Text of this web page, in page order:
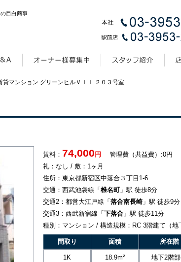
目白商事
貸マンション グリーンヒルＶＩＩ ２０３号室
賃料： 74,000 円
管理費（共益費）:0円
礼：なし / 敷：1ヶ月
住所：東京都新宿区中落合３丁目1-6
交通：西武池袋線「 椎名町」駅 徒歩8分
交通2：都営大江戸線「 落合南長崎」駅 徒歩9分
交通3：西武新宿線「 下落合 」駅 徒歩11分
種別：マンション / 構造規模：RC 3階建て（地
間取り 面積 所在階
1K 18.9m² 地下2階